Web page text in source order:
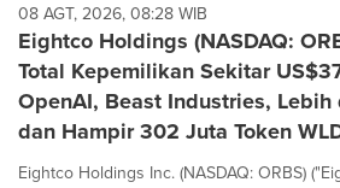
08 AGT, 2026, 08:28 WIB
Eightco Holdings (NASDAQ:
Total Kepemilikan Sekitar
OpenAI, Beast Industries, Lebih
dan Hampir 302 Juta Token
Eightco Holdings Inc. (NASDAQ: ORBS)